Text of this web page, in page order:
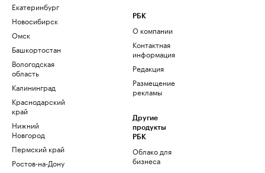
Екатеринбург
Новосибирск
Омск
Башкортостан
Вологодская
область
Калининград
Краснодарский
край
Нижний
Новгород
Пермский край
Ростов-на-Дону
РБК
О компании
Контактная
информация
Редакция
Размещение
рекламы
Другие
продукты
РБК
Облако для
бизнеса